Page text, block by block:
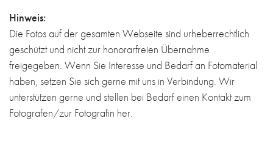
Hinweis:
Die Fotos auf der gesamten Webseite sind urheberrechtlich
geschützt und nicht zur honorarfreien Übernahme
freigegeben. Wenn Sie Interesse und Bedarf an Fotomaterial
haben, setzen Sie sich gerne mit uns in Verbindung. Wir
unterstützen gerne und stellen bei Bedarf einen Kontakt zum
Fotografen/zur Fotografin her.